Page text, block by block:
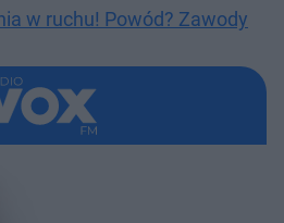
w ruchu! Powód? Zawody